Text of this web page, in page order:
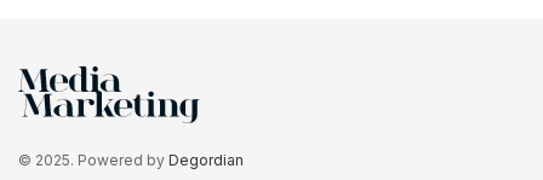
© 2025. Powered by Degordian